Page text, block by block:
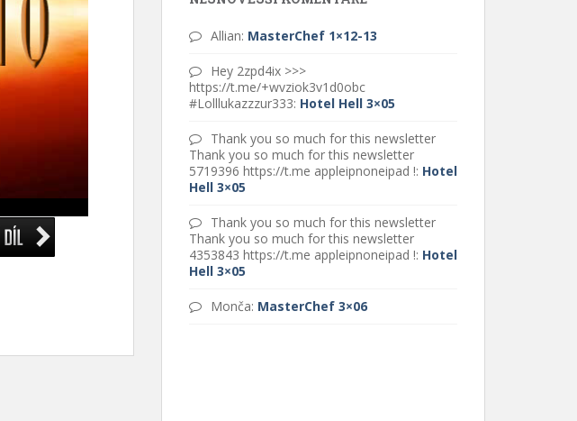
Allian: MasterChef 1×12-13
Hey 2zpd4ix >>>
https://t.me/+wvziok3v1d0obc
#Lolllukazzzur333: Hotel Hell 3×05
Thank you so much for this newsletter
Thank you so much for this newsletter
5719396 https://t.me appleipnoneipad !: Hotel
Hell 3×05
Thank you so much for this newsletter
Thank you so much for this newsletter
4353843 https://t.me appleipnoneipad !: Hotel
Hell 3×05
Monča: MasterChef 3×06